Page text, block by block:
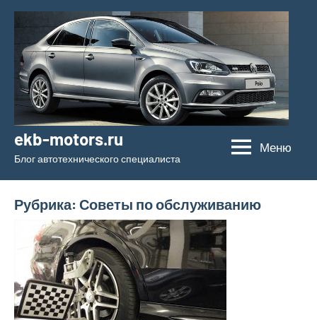
Перейти
содержимому
ekb-motors.ru
Блог автотехнического специалиста
Меню
Рубрика: Советы по обслуживанию